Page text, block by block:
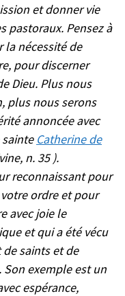
et donner vie
pastoraux. Pensez à
la nécessité de
pour discerner
Dieu. Plus nous
plus nous serons
annoncée avec
Catherine de
n. 35 ).
reconnaissant pour
ordre et pour
avec joie le
et qui a été vécu
saints et de
exemple est un
espérance,